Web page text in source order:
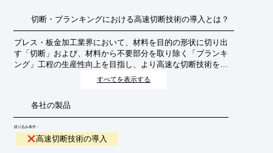
切断・ブランキングにおける高速切断技術の導入とは？
プレス・板金加工業界において、材料を目的の形状に切り出
す「切断」および、材料から不要部分を取り除く「ブランキ
ング」工程の生産性向上を目指し、より高速な切断技術を導
入することです。これにより、加工時間の短縮、生産能力の
向上、コスト削減、そして製品品質の安定化が期待されま
すべてを表示する
各社の製品
絞り込み条件：
高速切断技術の導入